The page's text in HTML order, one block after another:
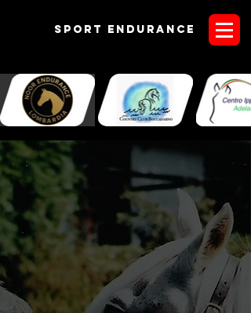
Sport endurANCE